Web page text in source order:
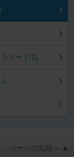
リー (71)
ページの先頭へ ▲